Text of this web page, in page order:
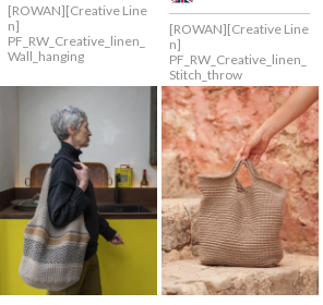
[ROWAN][Creative Line
n]
PF_RW_Creative_linen_
Wall_hanging
[ROWAN][Creative Line
n]
PF_RW_Creative_linen_
Stitch_throw